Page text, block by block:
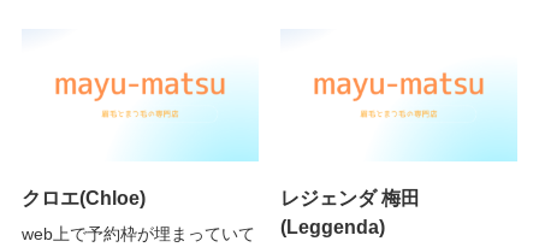
クロエ(Chloe)
web上で予約枠が埋まっていて
レジェンダ 梅田
(Leggenda)